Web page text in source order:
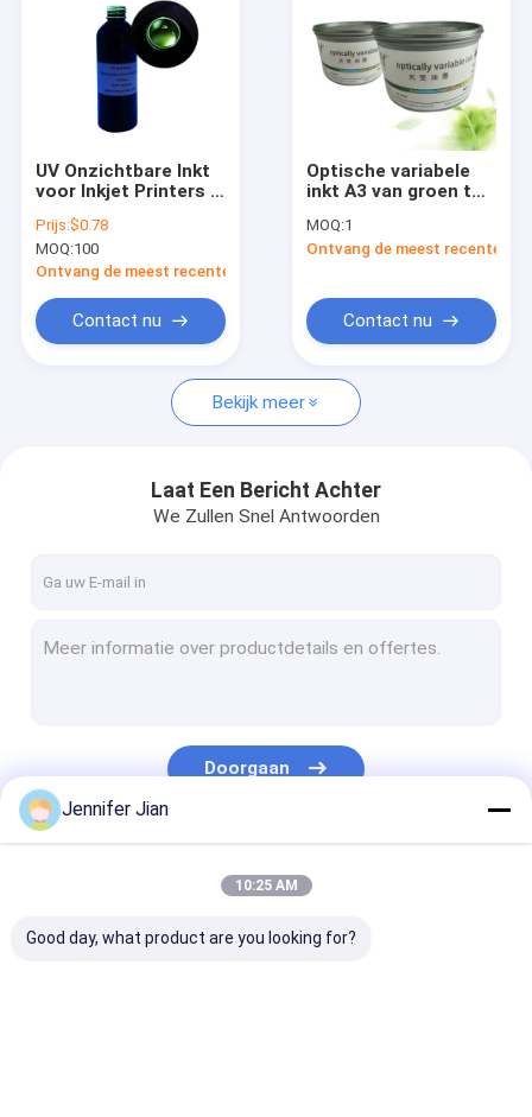
UV Onzichtbare Inkt
voor Inkjet Printers -
Beveiligingsinkt
Prijs:$0.78
MOQ:100
Ontvang de meest recente Prijs
Contact nu
Optische variabele
inkt A3 van groen tot
schermdrukken
MOQ:1
Ontvang de meest recente
Contact nu
Bekijk meer
Laat Een Bericht Achter
We Zullen Snel Antwoorden
Doorgaan
Jennifer Jian
10:25 AM
Good day, what product are you looking for?